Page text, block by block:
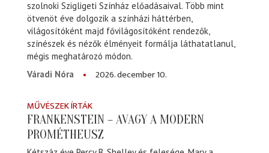
szolnoki Szigligeti Színház előadásaival. Több mint
ötvenöt éve dolgozik a színházi háttérben,
világosítóként majd fővilágosítóként rendezők,
színészek és nézők élményeit formálja láthatatlanul,
mégis meghatározó módon.
Váradi Nóra
2026. december 10.
MŰVÉSZEK ÍRTÁK
FRANKENSTEIN – AVAGY A MODERN
PROMÉTHEUSZ